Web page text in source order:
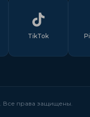
TikTok
. Все права защищены.